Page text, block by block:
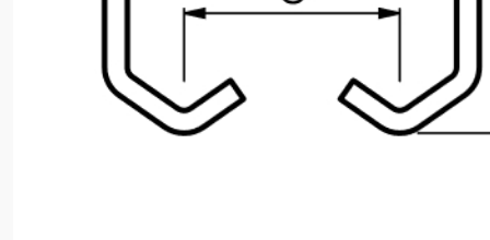
Přečetl/a jsem si a jsem srozuměn/a seZásadami